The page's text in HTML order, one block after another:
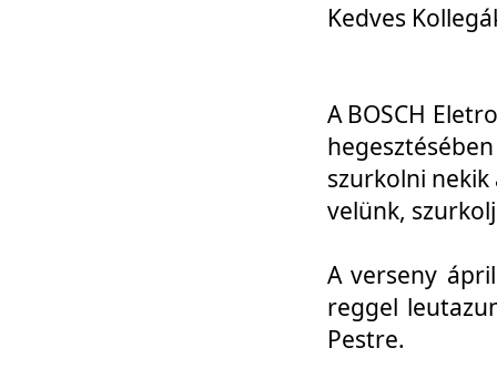
Kedves
A BOSCH
szurkolni
velünk,
A verseny
reggel
Pestre.